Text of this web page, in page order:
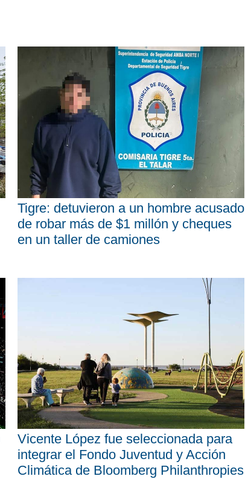
Tigre: detuvieron a un hombre acusado
de robar más de $1 millón y cheques
en un taller de camiones
Vicente López fue seleccionada para
integrar el Fondo Juventud y Acción
Climática de Bloomberg Philanthropies